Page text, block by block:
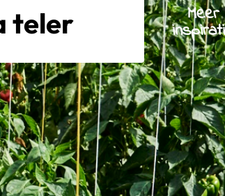
teler Meer